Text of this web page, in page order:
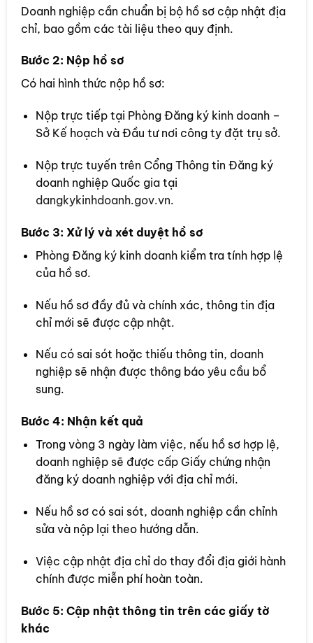
Doanh nghiệp cần chuẩn bị bộ hồ sơ cập nhật địa
chỉ, bao gồm các tài liệu theo quy định.
Bước 2: Nộp hồ sơ
Có hai hình thức nộp hồ sơ:
Nộp trực tiếp tại Phòng Đăng ký kinh doanh –
Sở Kế hoạch và Đầu tư nơi công ty đặt trụ sở.
Nộp trực tuyến trên Cổng Thông tin Đăng ký
doanh nghiệp Quốc gia tại
dangkykinhdoanh.gov.vn.
Bước 3: Xử lý và xét duyệt hồ sơ
Phòng Đăng ký kinh doanh kiểm tra tính hợp lệ
của hồ sơ.
Nếu hồ sơ đầy đủ và chính xác, thông tin địa
chỉ mới sẽ được cập nhật.
Nếu có sai sót hoặc thiếu thông tin, doanh
nghiệp sẽ nhận được thông báo yêu cầu bổ
sung.
Bước 4: Nhận kết quả
Trong vòng 3 ngày làm việc, nếu hồ sơ hợp lệ,
doanh nghiệp sẽ được cấp Giấy chứng nhận
đăng ký doanh nghiệp với địa chỉ mới.
Nếu hồ sơ có sai sót, doanh nghiệp cần chỉnh
sửa và nộp lại theo hướng dẫn.
Việc cập nhật địa chỉ do thay đổi địa giới hành
chính được miễn phí hoàn toàn.
Bước 5: Cập nhật thông tin trên các giấy tờ
khác